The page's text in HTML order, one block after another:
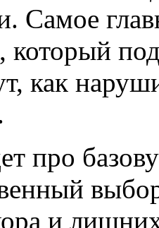
Самое
который
как
про
и